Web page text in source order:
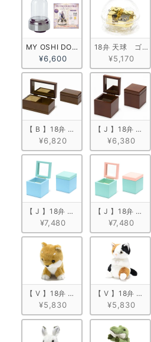
MY OSHI DOME ORGEL
¥6,600
18弁 天球　ゴー
¥5,170
【 B 】18弁 塗装箱角形（小）
¥6,820
【 J 】18弁 キ
¥6,380
【 J 】18弁 キューブボックス ブルー
¥7,480
【 J 】18弁 キ
¥7,480
【 V 】18弁 ぬいぐるみオルゴール　
¥5,830
【 V 】18弁 ぬ
¥5,830